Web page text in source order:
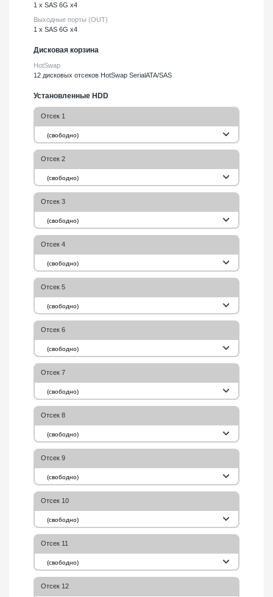
1 x SAS 6G x4
Выходные порты (OUT)
1 x SAS 6G x4
Дисковая корзина
HotSwap
12 дисковых отсеков HotSwap SerialATA/SAS
Установленные HDD
Отсек 1
(свободно)
Отсек 2
(свободно)
Отсек 3
(свободно)
Отсек 4
(свободно)
Отсек 5
(свободно)
Отсек 6
(свободно)
Отсек 7
(свободно)
Отсек 8
(свободно)
Отсек 9
(свободно)
Отсек 10
(свободно)
Отсек 11
(свободно)
Отсек 12